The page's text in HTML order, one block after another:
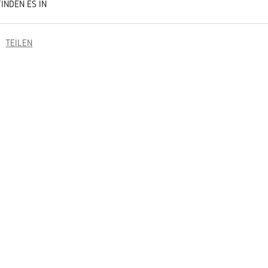
ES IN
TEILEN